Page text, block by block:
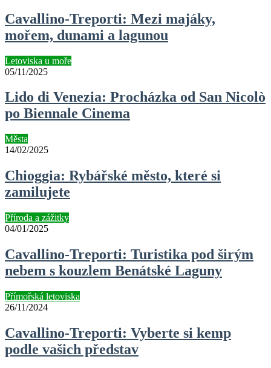
Cavallino-Treporti: Mezi majáky,
mořem, dunami a lagunou
Letoviska u moře
05/11/2025
Lido di Venezia: Procházka od San Nicolò
po Biennale Cinema
Města
14/02/2025
Chioggia: Rybářské město, které si
zamilujete
Příroda a zážitky
04/01/2025
Cavallino-Treporti: Turistika pod širým
nebem s kouzlem Benátské Laguny
Přímořská letoviska
26/11/2024
Cavallino-Treporti: Vyberte si kemp
podle vašich představ